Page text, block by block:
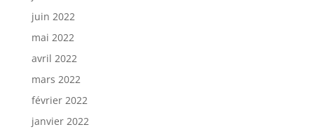
juin 2022
mai 2022
avril 2022
mars 2022
février 2022
janvier 2022